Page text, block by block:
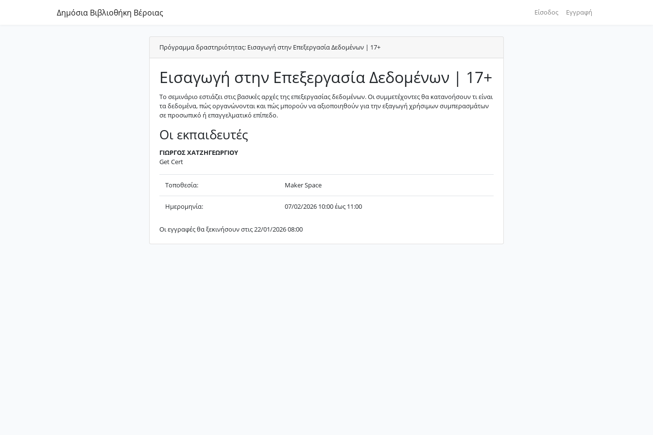
Δημόσια Βιβλιοθήκη Βέροιας Είσοδος Εγγραφή
Πρόγραμμα δραστηριότητας: Εισαγωγή στην Επεξεργασία Δεδομένων | 17+
Εισαγωγή στην Επεξεργασία Δεδομένων | 17+
Το σεμινάριο εστιάζει στις βασικές αρχές της επεξεργασίας δεδομένων. Οι συμμετέχοντες θα κατανοήσουν τι είναι
τα δεδομένα, πώς οργανώνονται και πώς μπορούν να αξιοποιηθούν για την εξαγωγή χρήσιμων συμπερασμάτων
σε προσωπικό ή επαγγελματικό επίπεδο.
Οι εκπαιδευτές
ΓΙΩΡΓΟΣ ΧΑΤΖΗΓΕΩΡΓΙΟΥ
Get Cert
Τοποθεσία: Maker Space
Ημερομηνία: 07/02/2026 10:00 έως 11:00
Οι εγγραφές θα ξεκινήσουν στις 22/01/2026 08:00